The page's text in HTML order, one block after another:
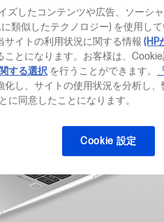
ズしたコンテンツや広告、ソーシ
類似したテクノロジー) を使用し
サイトの利用状況に関する情報 (HP
とになります。お客様は、
する選択 を行うことができます。
化し、サイトの使用状況を分析し
に同意したことになります。
Cookie 設定